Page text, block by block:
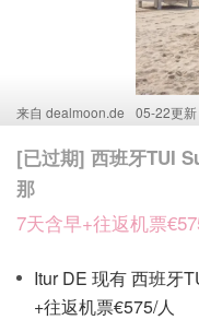
来自 dealmoon.de 05-22更新
[已过期] 西班牙TUI
那
7天含早+往返机票
Itur DE 现有 西班牙
+往返机票€575/人